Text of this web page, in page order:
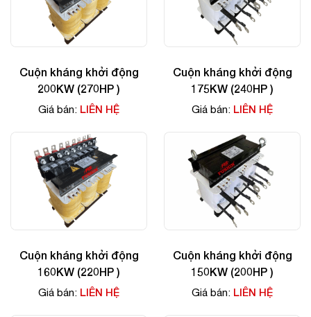
Cuộn kháng khởi động
200KW (270HP )
Giá bán: LIÊN HỆ
Cuộn kháng khởi động
175KW (240HP )
Giá bán: LIÊN HỆ
Cuộn kháng khởi động
160KW (220HP )
Giá bán: LIÊN HỆ
Cuộn kháng khởi động
150KW (200HP )
Giá bán: LIÊN HỆ